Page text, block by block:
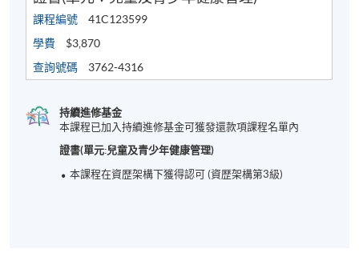
課程編號
41C123599
學費
$3,870
查詢號碼
3762-4316
持續進修基金
本課程已加入持續進修基金可獲發還款項課程名單內
證書(單元:兒童及青少年健康管理)
本課程在資歴架構下獲得認可 (資歴架構第3級)